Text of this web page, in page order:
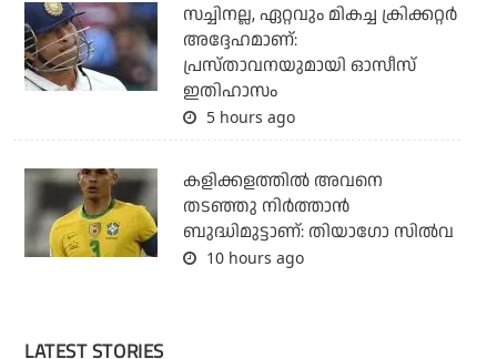
സച്ചിനല്ല, ഏറ്റവും മികച്ച ക്രിക്കറ്റര്‍
അദ്ദേഹമാണ്:
പ്രസ്താവനയുമായി ഓസീസ്
ഇതിഹാസം
5 hours ago
കളിക്കളത്തില്‍ അവനെ
തടഞ്ഞു നിര്‍ത്താന്‍
ബുദ്ധിമുട്ടാണ്: തിയാഗോ സില്‍വ
10 hours ago
LATEST STORIES